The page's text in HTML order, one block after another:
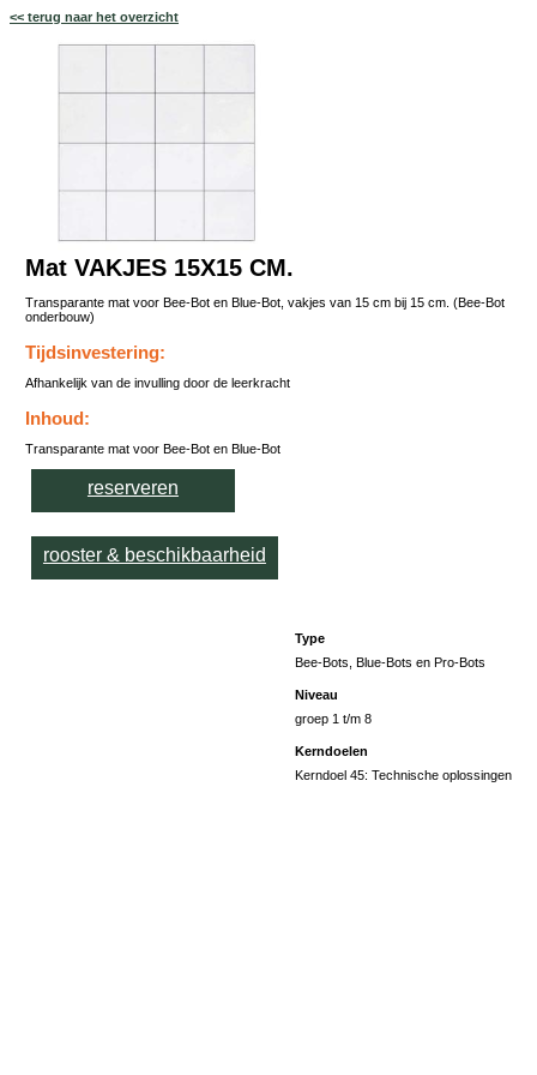
<< terug naar het overzicht
Mat VAKJES 15X15 CM.
Transparante mat voor Bee-Bot en Blue-Bot, vakjes van 15 cm bij 15 cm. (Bee-Bot
onderbouw)
Tijdsinvestering:
Afhankelijk van de invulling door de leerkracht
Inhoud:
Transparante mat voor Bee-Bot en Blue-Bot
reserveren
rooster & beschikbaarheid
Type
Bee-Bots, Blue-Bots en Pro-Bots
Niveau
groep 1 t/m 8
Kerndoelen
Kerndoel 45: Technische oplossingen